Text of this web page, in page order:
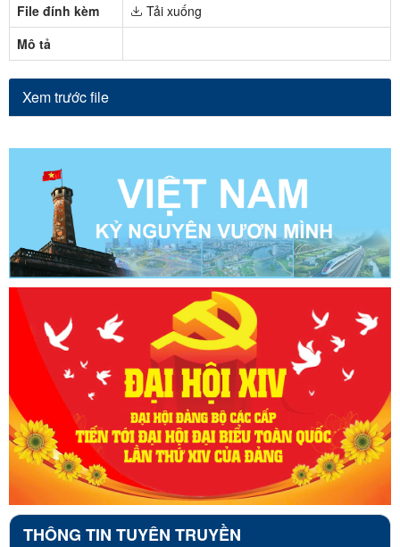
File đính kèm
Tải xuống
Mô tả
Xem trước file
THÔNG TIN TUYÊN TRUYỀN